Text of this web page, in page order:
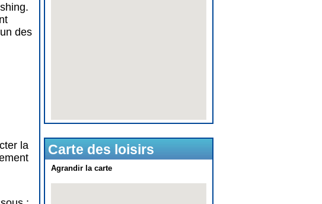
des
la
Carte des loisirs
Agrandir la carte